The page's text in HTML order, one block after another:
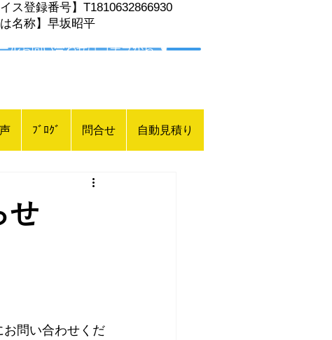
イス登録番号】T1810632866930
は名称】早坂昭平
ルお問い合わせはコチラから ☚
ﾌﾞﾛｸﾞ 問合せ 自動見積り
せ
問い合わせくだ